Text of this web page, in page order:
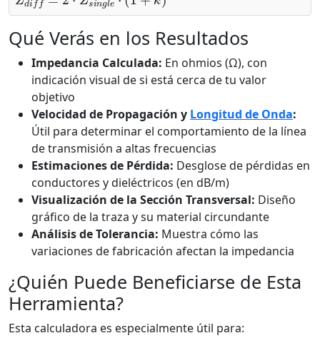
Qué Verás en los Resultados
Impedancia Calculada: En ohmios (Ω), con
indicación visual de si está cerca de tu valor
objetivo
Velocidad de Propagación y Longitud de Onda:
Útil para determinar el comportamiento de la línea
de transmisión a altas frecuencias
Estimaciones de Pérdida: Desglose de pérdidas en
conductores y dieléctricos (en dB/m)
Visualización de la Sección Transversal: Diseño
gráfico de la traza y su material circundante
Análisis de Tolerancia: Muestra cómo las
variaciones de fabricación afectan la impedancia
¿Quién Puede Beneficiarse de Esta
Herramienta?
Esta calculadora es especialmente útil para: